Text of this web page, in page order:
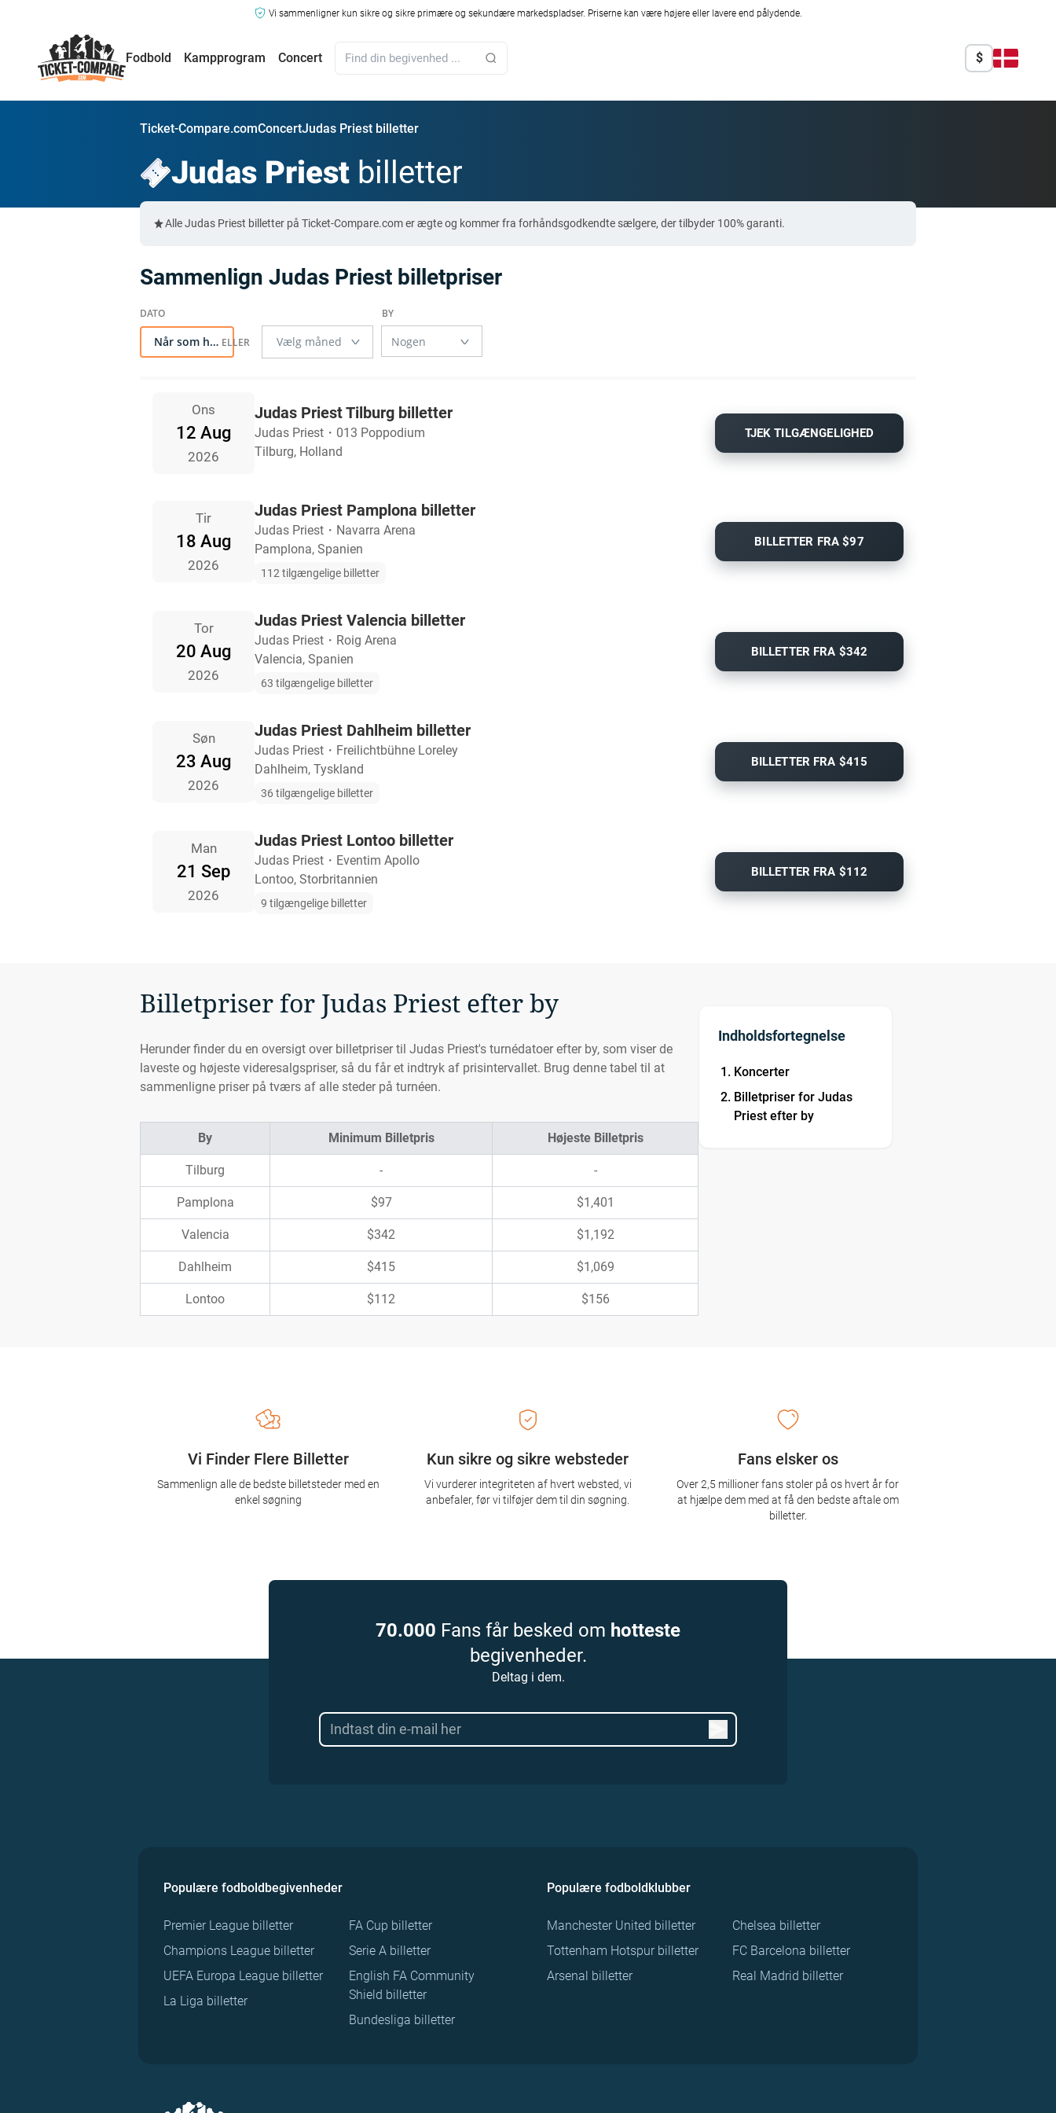
Vi sammenligner kun sikre og sikre primære og sekundære markedspladser. Priserne kan være højere eller lavere end pålydende.
Fodbold Kampprogram Concert $
Ticket-Compare.comConcertJudas Priest billetter
Judas Priest billetter
Alle Judas Priest billetter på Ticket-Compare.com er ægte og kommer fra forhåndsgodkendte sælgere, der tilbyder 100% garanti.
Sammenlign Judas Priest billetpriser
Når som helst
Ons
12 Aug
2026
Judas Priest Tilburg billetter
Judas Priest ・ 013 Poppodium
Tilburg, Holland
TJEK TILGÆNGELIGHED
Tir
18 Aug
2026
Judas Priest Pamplona billetter
Judas Priest ・ Navarra Arena
Pamplona, Spanien
112 tilgængelige billetter
BILLETTER FRA $97
Tor
20 Aug
2026
Judas Priest Valencia billetter
Judas Priest ・ Roig Arena
Valencia, Spanien
63 tilgængelige billetter
BILLETTER FRA $342
Søn
23 Aug
2026
Judas Priest Dahlheim billetter
Judas Priest ・ Freilichtbühne Loreley
Dahlheim, Tyskland
36 tilgængelige billetter
BILLETTER FRA $415
Man
21 Sep
2026
Judas Priest Lontoo billetter
Judas Priest ・ Eventim Apollo
Lontoo, Storbritannien
9 tilgængelige billetter
BILLETTER FRA $112
Billetpriser for Judas Priest efter by
Herunder finder du en oversigt over billetpriser til Judas Priest's turnédatoer efter by, som viser de
laveste og højeste videresalgspriser, så du får et indtryk af prisintervallet. Brug denne tabel til at
sammenligne priser på tværs af alle steder på turnéen.
By Minimum Billetpris Højeste Billetpris
Tilburg - -
Pamplona $97 $1,401
Valencia $342 $1,192
Dahlheim $415 $1,069
Lontoo $112 $156
Indholdsfortegnelse
Koncerter
Billetpriser for Judas
Priest efter by
Kun sikre og sikre websteder
Vi vurderer integriteten af ​​hvert websted, vi
anbefaler, før vi tilføjer dem til din søgning.
Vi Finder Flere Billetter
Sammenlign alle de bedste billetsteder med en
enkel søgning
Fans elsker os
Over 2,5 millioner fans stoler på os hvert år for
at hjælpe dem med at få den bedste aftale om
billetter.
70.000 Fans får besked om hotteste
begivenheder.
Deltag i dem.
Populære fodboldbegivenheder
Premier League billetter
Champions League billetter
UEFA Europa League billetter
La Liga billetter
FA Cup billetter
Serie A billetter
English FA Community
Shield billetter
Bundesliga billetter
Populære fodboldklubber
Manchester United billetter
Tottenham Hotspur billetter
Arsenal billetter
Chelsea billetter
FC Barcelona billetter
Real Madrid billetter